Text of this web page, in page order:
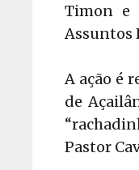
Timon e
Assuntos
A ação é
de
Pastor